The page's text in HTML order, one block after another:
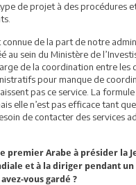
de projet à des procédures
de la part de notre
au sein du Ministère de
de la coordination entre les
pour manque de
pas ce service. La
elle n’est pas efficace tant
de contacter des services
premier Arabe à présider la
et à la diriger pendant
vous gardé ?